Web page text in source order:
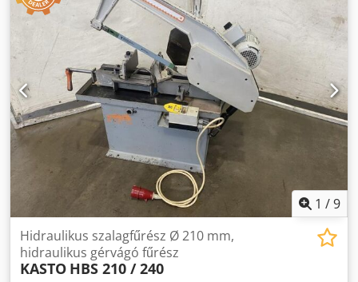
Darabszám: 2 db ívhúrfűrész elérhető - Ár: darabonként -
Gép méretei: 1300/640/H1115 mm - Súly: 338 kg Dkodpfx
1 /9
Hidraulikus szalagfűrész Ø 210 mm,
hidraulikus gérvágó fűrész
KASTO HBS 210 / 240